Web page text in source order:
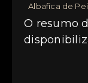
Albafica de
O resumo